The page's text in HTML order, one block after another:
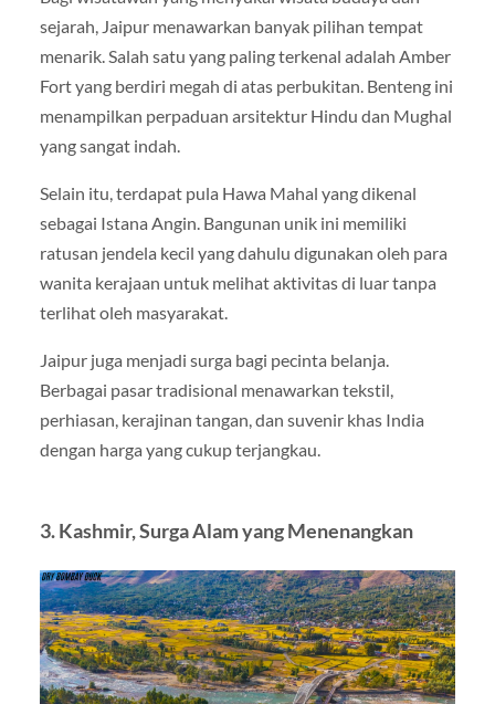
sejarah, Jaipur menawarkan banyak pilihan tempat
menarik. Salah satu yang paling terkenal adalah Amber
Fortyang berdiri megah di atas perbukitan. Benteng ini
menampilkan perpaduan arsitektur Hindu dan Mughal
yang sangat indah.
Selain itu, terdapat pula Hawa Mahal yang dikenal
sebagai Istana Angin. Bangunan unik ini memiliki
ratusan jendela kecil yang dahulu digunakan oleh para
wanita kerajaan untuk melihat aktivitas di luar tanpa
terlihat oleh masyarakat.
Jaipur juga menjadi surga bagi pecinta belanja.
Berbagai pasar tradisional menawarkan tekstil,
perhiasan, kerajinan tangan, dan suvenir khas India
dengan harga yang cukup terjangkau.
3. Kashmir, Surga Alam yang Menenangkan